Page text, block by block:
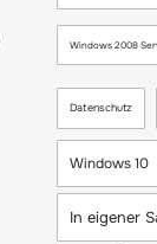
Windows 2008
Datenschutz
Windows 10
In eigener